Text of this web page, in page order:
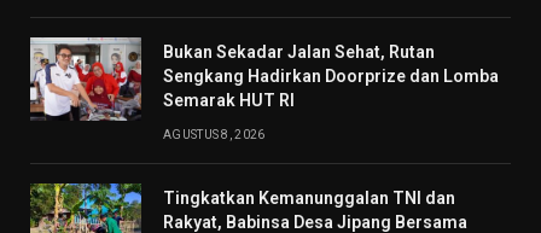
Bukan Sekadar Jalan Sehat, Rutan
Sengkang Hadirkan Doorprize dan Lomba
Semarak HUT RI
AGUSTUS 8, 2026
Tingkatkan Kemanunggalan TNI dan
Rakyat, Babinsa Desa Jipang Bersama